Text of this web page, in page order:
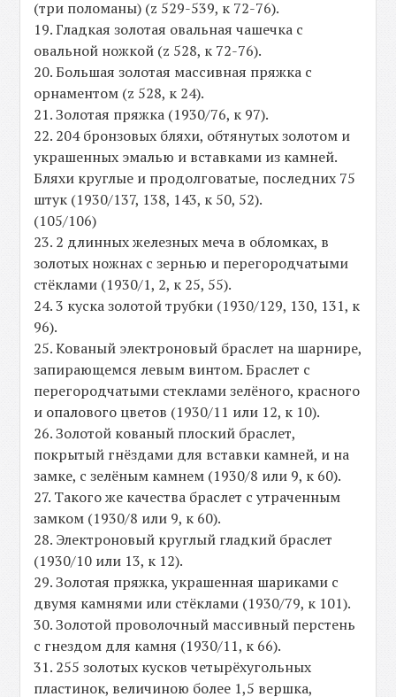
(три поломаны) (z 529-539, к 72-76).
19. Гладкая золотая овальная чашечка с
овальной ножкой (z 528, к 72-76).
20. Большая золотая массивная пряжка с
орнаментом (z 528, к 24).
21. Золотая пряжка (1930/76, к 97).
22. 204 бронзовых бляхи, обтянутых золотом и
украшенных эмалью и вставками из камней.
Бляхи круглые и продолговатые, последних 75
штук (1930/137, 138, 143, к 50, 52).
(105/106)
23. 2 длинных железных меча в обломках, в
золотых ножнах с зернью и перегородчатыми
стёклами (1930/1, 2, к 25, 55).
24. 3 куска золотой трубки (1930/129, 130, 131, к
96).
25. Кованый электроновый браслет на шарнире,
запирающемся левым винтом. Браслет с
перегородчатыми стеклами зелёного, красного
и опалового цветов (1930/11 или 12, к 10).
26. Золотой кованый плоский браслет,
покрытый гнёздами для вставки камней, и на
замке, с зелёным камнем (1930/8 или 9, к 60).
27. Такого же качества браслет с утраченным
замком (1930/8 или 9, к 60).
28. Электроновый круглый гладкий браслет
(1930/10 или 13, к 12).
29. Золотая пряжка, украшенная шариками с
двумя камнями или стёклами (1930/79, к 101).
30. Золотой проволочный массивный перстень
с гнездом для камня (1930/11, к 66).
31. 255 золотых кусков четырёхугольных
пластинок, величиною более 1,5 вершка,